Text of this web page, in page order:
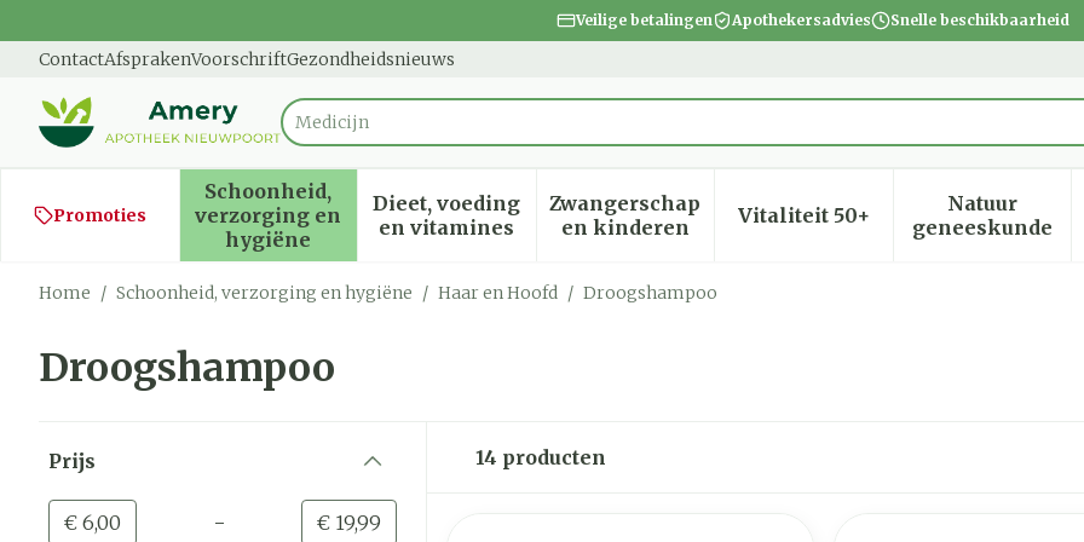
Veilige betalingen Apothekersadvies Snelle beschikbaarheid
ContactAfsprakenVoorschriftGezondheidsnieuws
Product, merk, categorie...
Vin
Promoties
Schoonheid,
verzorging en
hygiëne
Toon submenu voor Schoonheid, verzorging en hygiëne categorie
Dieet, voeding
en vitaminesToon submenu voor Dieet, voeding en vitamines categorie
Zwangerschap
en kinderenToon submenu voor Zwangerschap en
Vitaliteit 50+Toon submenu voor
Natuur
geneeskunde
Toon
Home / Schoonheid, verzorging en hygiëne / Haar en Hoofd / Droogshampoo
Droogshampoo
Prijs
Minimumwaarde
€ 6,00 - Maximale waarde
€ 19,99
14 producten